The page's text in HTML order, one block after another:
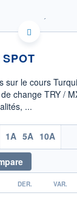
TEMPS RÉEL
15h29
CLÔTURE
0,3586
sur le cours
change TRY /
...
1A 5A 10A
DER. VAR.